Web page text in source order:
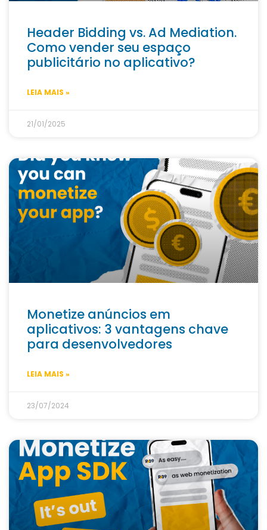
Header Bidding vs. Ad Mediation.
Como vender seu espaço
publicitário no aplicativo?
LEIA MAIS »
21/01/2025
Monetize anúncios em
aplicativos: 3 vantagens chave
para desenvolvedores
LEIA MAIS »
23/07/2024